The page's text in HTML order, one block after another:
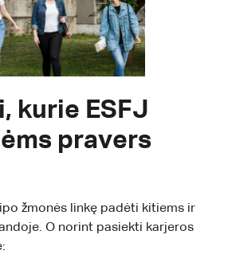
kurie ESFJ
pravers
žmonės linkę padėti kitiems ir
O norint pasiekti karjeros